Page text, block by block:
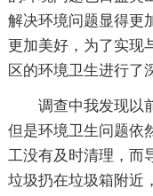
解决环境问题显得更
更加美好，为了实现
区的环境卫生进行了
调查中我发现以
但是环境卫生问题依
工没有及时清理，而
垃圾扔在垃圾箱附近